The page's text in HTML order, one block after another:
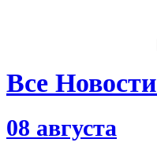
Все Новости
08 августа